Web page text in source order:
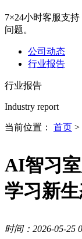
7×24小时客服支
问题。
公司动态
行业报告
行业报告
Industry report
当前位置： 首页 >
AI智习
学习新
时间：2026-05-25